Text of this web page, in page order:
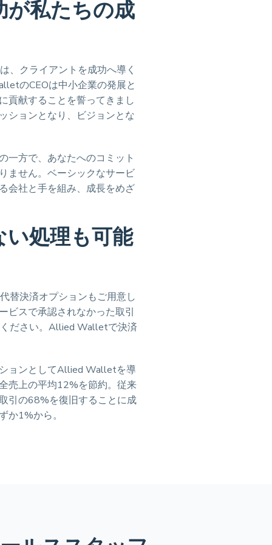
が私たちの成
クライアントを成功へ導く
のCEOは中小企業の発展と
貢献することを誓ってきまし
ションとなり、ビジョンとな
一方で、あなたへのコミット
ません。ベーシックなサービ
会社と手を組み、成長をめざ
処理も可能
替決済オプションもご用意し
ビスで承認されなかった取引
ださい。Allied Walletで決済
ョンとしてAllied Walletを導
売上の平均12%を節約。従来
引の68%を復旧することに成
か1%から。